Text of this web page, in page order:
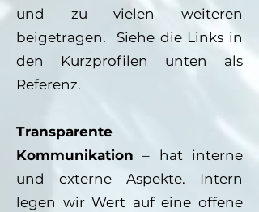
und zu vielen weiteren
beigetragen. Siehe die Links in
den Kurzprofilen unten als
Referenz.
Transparente
Kommunikation – hat interne
und externe Aspekte. Intern
legen wir Wert auf eine offene